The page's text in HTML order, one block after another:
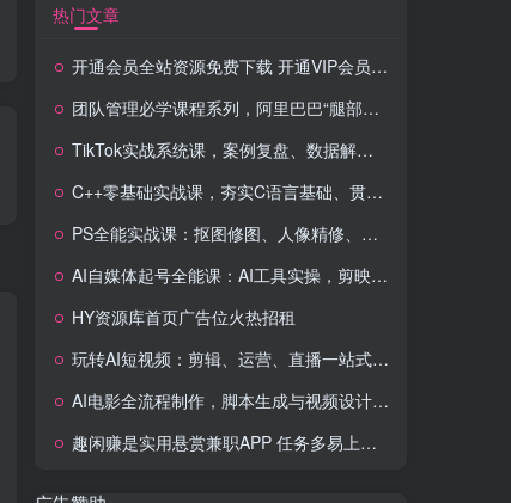
热门文章
开通会员全站资源免费下载 开通VIP会员 HY资源库
团队管理必学课程系列，阿里巴巴“腿部三板斧”
TikTok实战系统课，案例复盘、数据解析、运营执行，从0到1构建千万级电商体系（更新）
C++零基础实战课，夯实C语言基础、贯穿游戏项目、掌握开发思维，学成可挑战月薪15K+岗位
PS全能实战课：抠图修图、人像精修、电商美工，0基础变身设计达人
AI自媒体起号全能课：AI工具实操，剪映技巧，多平台带货，0基础快速变现
HY资源库首页广告位火热招租
玩转AI短视频：剪辑、运营、直播一站式教学，轻松打造流量神话
AI电影全流程制作，脚本生成与视频设计，配音配乐一体化解决方案
趣闲赚是实用悬赏兼职APP 任务多易上手 能提现还可邀友分成